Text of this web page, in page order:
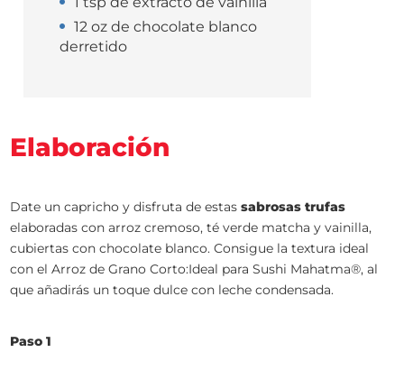
12 oz de chocolate blanco
derretido
Elaboración
Date un capricho y disfruta de estassabrosas trufas
elaboradas con arroz cremoso, té verde matcha y vainilla,
cubiertas con chocolate blanco. Consigue la textura ideal
con el Arroz de Grano Corto:Ideal para Sushi Mahatma®, al
que añadirás un toque dulce con leche condensada.
Paso 1